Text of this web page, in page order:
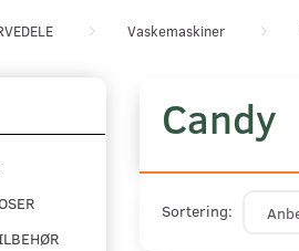
Vaskemaskiner
Candy
Sortering: